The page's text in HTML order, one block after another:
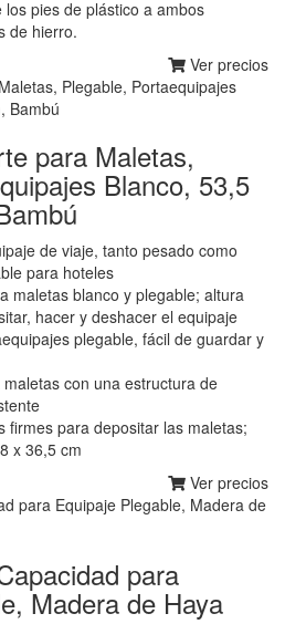
pies de plástico a ambos
de hierro.
Ver precios
para Maletas,
Blanco, 53,5
de viaje, tanto pesado como
para hoteles
maletas blanco y plegable; altura
hacer y deshacer el equipaje
plegable, fácil de guardar y
con una estructura de
firmes para depositar las maletas;
x 36,5 cm
Ver precios
para
Madera de Haya